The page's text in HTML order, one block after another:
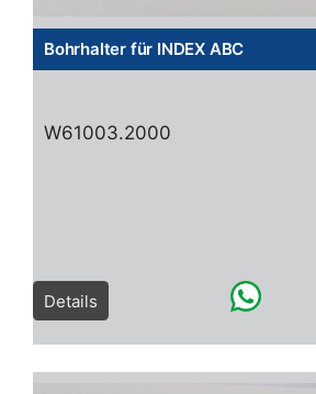
Bohrhalter für INDEX ABC
W61003.2000
Details